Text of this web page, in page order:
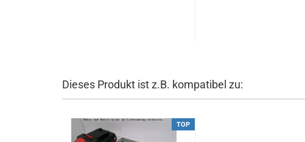
Dieses Produkt ist z.B. kompatibel zu:
TOP